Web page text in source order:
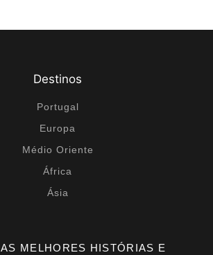
Destinos
Portugal
Europa
Médio Oriente
África
Ásia
MELHORES HISTÓRIAS E